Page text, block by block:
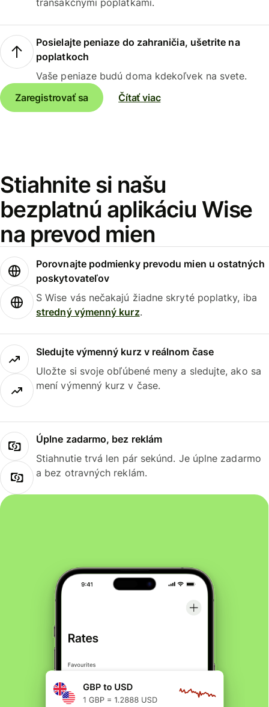
transakčnými poplatkami.
Posielajte peniaze do zahraničia, ušetrite na
poplatkoch
Vaše peniaze budú doma kdekoľvek na svete.
Zaregistrovať sa
Čítať viac
Stiahnite si našu
bezplatnú aplikáciu Wise
na prevod mien
Porovnajte podmienky prevodu mien u ostatných
poskytovateľov
S Wise vás nečakajú žiadne skryté poplatky, iba
stredný výmenný kurz.
Sledujte výmenný kurz v reálnom čase
Uložte si svoje obľúbené meny a sledujte, ako sa
mení výmenný kurz v čase.
Úplne zadarmo, bez reklám
Stiahnutie trvá len pár sekúnd. Je úplne zadarmo
a bez otravných reklám.